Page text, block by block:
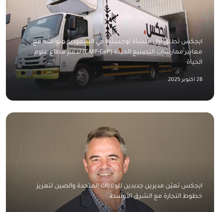
ايجكس تطلق أول منشأة لوجستية في السعودية متوافقة مع
معايير ممارسات التصنيع الجيدة (GMP-GxP) لدعم قطاع علوم
الحياة
28 اكتوبر 2025
ايجكس تعيّن مديرين جديدين للولايات المتحدة والصين لتعزيز
خطوط التجارة مع الشرق الأوسط